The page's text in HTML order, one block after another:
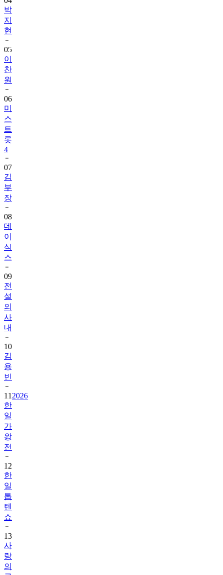
박
지
현
05
이
찬
원
06
미
스
트
롯
4
07
김
부
장
08
데
이
식
스
09
전
설
의
사
내
10
김
용
빈
11 2026
한
일
가
왕
전
12
한
일
톱
텐
쇼
13
사
랑
의